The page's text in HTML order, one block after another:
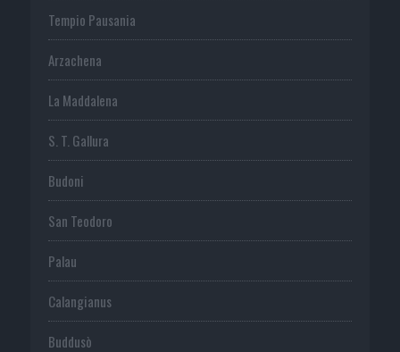
Tempio Pausania
Arzachena
La Maddalena
S. T. Gallura
Budoni
San Teodoro
Palau
Calangianus
Buddusò